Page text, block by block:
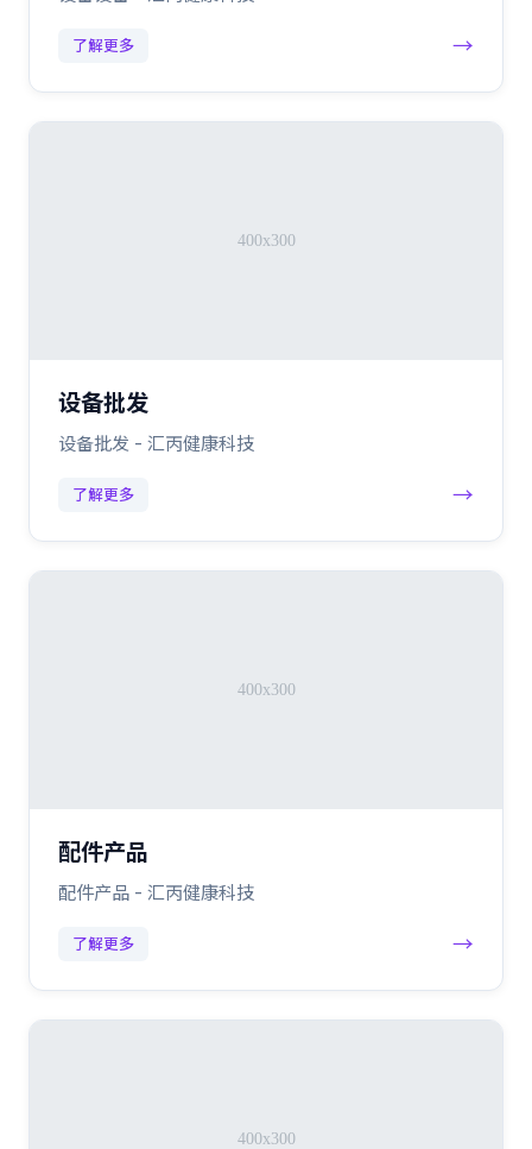
了解更多 →
设备批发
设备批发 - 汇丙健康科技
了解更多 →
配件产品
配件产品 - 汇丙健康科技
了解更多 →